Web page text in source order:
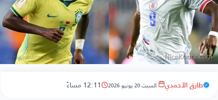
طارق الأحمدي السبت 20 يونيو 2026 12:11 مساءً